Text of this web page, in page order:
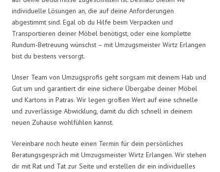
individuelle Lösungen an, die auf deine Anforderungen
abgestimmt sind. Egal ob du Hilfe beim Verpacken und
Transportieren deiner Möbel benötigst, oder eine komplette
Rundum-Betreuung wünschst – mit Umzugsmeister Wirtz Erlangen
bist du bestens versorgt.
Unser Team von Umzugsprofis geht sorgsam mit deinem Hab und
Gut um und garantiert dir eine sichere Übergabe deiner Möbel
und Kartons in Patras. Wir legen großen Wert auf eine schnelle
und zuverlässige Abwicklung, damit du dich schnell in deinem
neuen Zuhause wohlfühlen kannst.
Vereinbare noch heute einen Termin für dein persönliches
Beratungsgespräch mit Umzugsmeister Wirtz Erlangen. Wir stehen
dir mit Rat und Tat zur Seite und erstellen dir ein individuelles